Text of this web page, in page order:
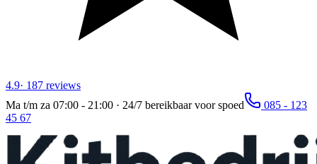
4.9· 187 reviews
Ma t/m za 07:00 - 21:00 · 24/7 bereikbaar voor spoed
085 - 123
45 67